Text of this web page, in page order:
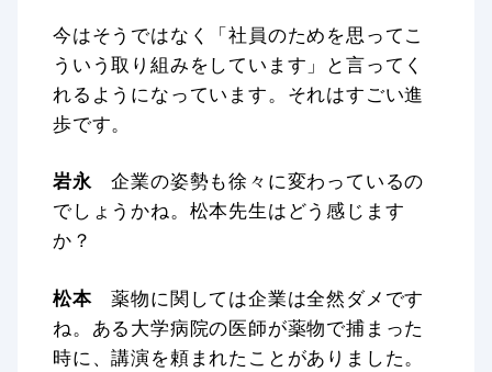
今はそうではなく「社員のためを思ってこ
ういう取り組みをしています」と言ってく
れるようになっています。それはすごい進
歩です。
岩永企業の姿勢も徐々に変わっているの
でしょうかね。松本先生はどう感じます
か？
松本薬物に関しては企業は全然ダメです
ね。ある大学病院の医師が薬物で捕まった
時に、講演を頼まれたことがありました。